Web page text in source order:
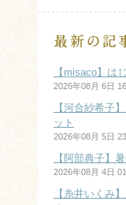
【misaco】は
2026年08月 6日
【河合紗希子
ット
2026年08月 5日
【阿部典子】
2026年08月 4日
【糸井いくみ